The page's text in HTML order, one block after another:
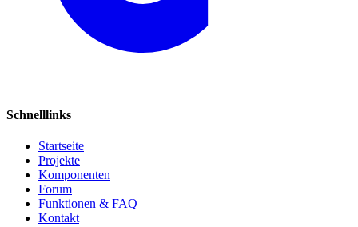
Schnelllinks
Startseite
Projekte
Komponenten
Forum
Funktionen & FAQ
Kontakt